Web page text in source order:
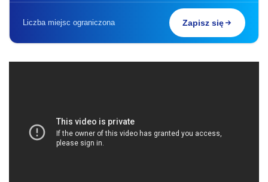
Liczba miejsc ograniczona Zapisz się